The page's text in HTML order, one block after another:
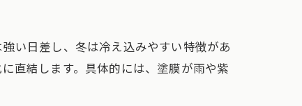
い日差し、冬は冷え込みやすい特徴があ
直結します。具体的には、塗膜が雨や紫